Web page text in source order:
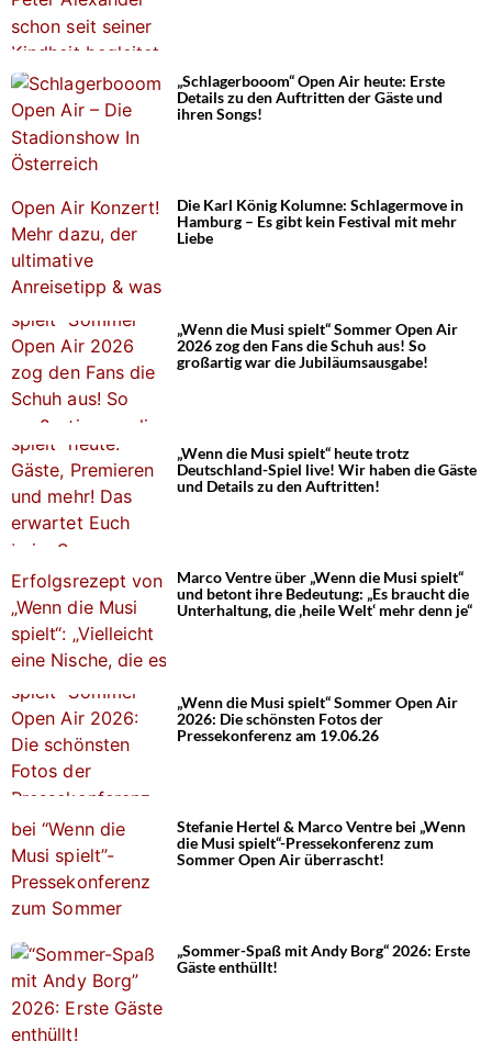
„Schlagerbooom“ Open Air heute: Erste
Details zu den Auftritten der Gäste und
ihren Songs!
Die Karl König Kolumne: Schlagermove in
Hamburg – Es gibt kein Festival mit mehr
Liebe
„Wenn die Musi spielt“ Sommer Open Air
2026 zog den Fans die Schuh aus! So
großartig war die Jubiläumsausgabe!
„Wenn die Musi spielt“ heute trotz
Deutschland-Spiel live! Wir haben die Gäste
und Details zu den Auftritten!
Marco Ventre über „Wenn die Musi spielt“
und betont ihre Bedeutung: „Es braucht die
Unterhaltung, die ‚heile Welt‘ mehr denn je“
„Wenn die Musi spielt“ Sommer Open Air
2026: Die schönsten Fotos der
Pressekonferenz am 19.06.26
Stefanie Hertel & Marco Ventre bei „Wenn
die Musi spielt“-Pressekonferenz zum
Sommer Open Air überrascht!
„Sommer-Spaß mit Andy Borg“ 2026: Erste
Gäste enthüllt!